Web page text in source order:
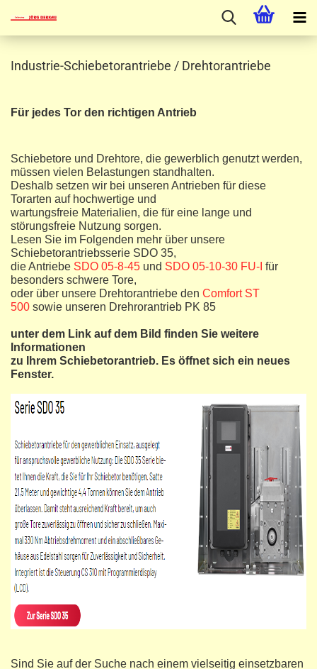
Industrie-Schiebetorantriebe / Drehtorantriebe
Für jedes Tor den richtigen Antrieb
Schiebetore und Drehtore, die gewerblich genutzt werden,
müssen vielen Belastungen standhalten.
Deshalb setzen wir bei unseren Antrieben für diese
Torarten auf hochwertige und
wartungsfreie Materialien, die für eine lange und
störungsfreie Nutzung sorgen.
Lesen Sie im Folgenden mehr über unsere
Schiebetorantriebsserie SDO 35,
die Antriebe SDO 05-8-45 und SDO 05-10-30 FU-I für
besonders schwere Tore,
oder über unsere Drehtorantriebe den Comfort ST
500 sowie unseren Drehrorantrieb PK 85
unter dem Link auf dem Bild finden Sie weitere
Informationen
zu Ihrem Schiebetorantrieb. Es öffnet sich ein neues
Fenster.
Sind Sie auf der Suche nach einem vielseitig einsetzbaren